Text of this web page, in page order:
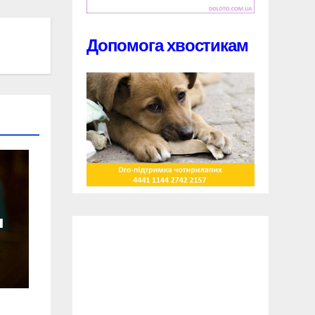
Допомога хвостикам